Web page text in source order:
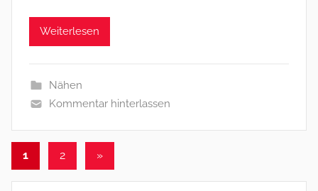
Weiterlesen
Nähen
Kommentar hinterlassen
Seitennummerierung
der
1 2
Nächste
»